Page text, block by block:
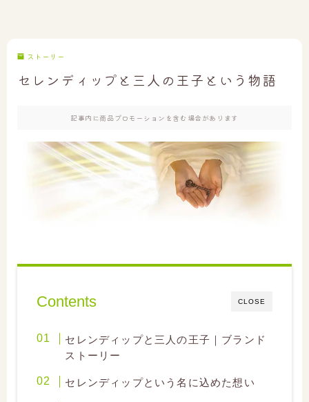
ストーリー
セレンディップと三人の王子という物語
記事内に商品プロモーションを含む場合があります
CLOSE
Contents
セレンディップと三人の王子｜ブランド
ストーリー
セレンディップという名に込めた想い